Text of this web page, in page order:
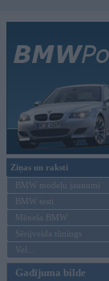
Ziņas un raksti
BMW modeļu jaunumi
BMW testi
Mēneša BMW
Sērijveida tūnings
Vel...
Gadījuma bilde